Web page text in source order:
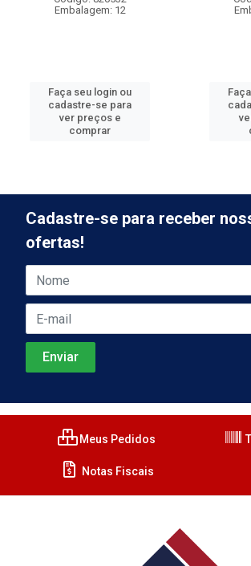
Embalagem: 12
Faça seu login ou
cadastre-se para
ver preços e
comprar
Cadastre-se para receber
ofertas!
Meus Pedidos
Notas Fiscais